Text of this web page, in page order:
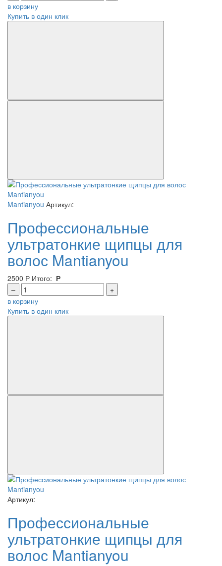
в корзину
Купить в один клик
Mantianyou Артикул:
Профессиональные
ультратонкие щипцы для
волос Mantianyou
2500 Р Итого: Р
–
+
в корзину
Купить в один клик
Артикул:
Профессиональные
ультратонкие щипцы для
волос Mantianyou